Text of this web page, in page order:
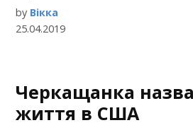
by Вікка
25.04.2019
Черкащанка
життя в США